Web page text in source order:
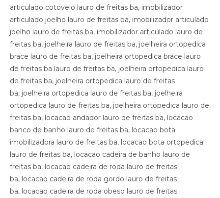
articulado cotovelo lauro de freitas ba, imobilizador
articulado joelho lauro de freitas ba, imobilizador articulado
joelho lauro de freitas ba, imobilizador articulado lauro de
freitas ba, joelheira lauro de freitas ba, joelheira ortopedica
brace lauro de freitas ba, joelheira ortopedica brace lauro
de freitas ba lauro de freitas ba, joelheira ortopedica lauro
de freitas ba, joelheira ortopedica lauro de freitas
ba, joelheira ortopedica lauro de freitas ba, joelheira
ortopedica lauro de freitas ba, joelheira ortopedica lauro de
freitas ba, locacao andador lauro de freitas ba, locacao
banco de banho lauro de freitas ba, locacao bota
imobilizadora lauro de freitas ba, locacao bota ortopedica
lauro de freitas ba, locacao cadeira de banho lauro de
freitas ba, locacao cadeira de roda lauro de freitas
ba, locacao cadeira de roda gordo lauro de freitas
ba, locacao cadeira de roda obeso lauro de freitas